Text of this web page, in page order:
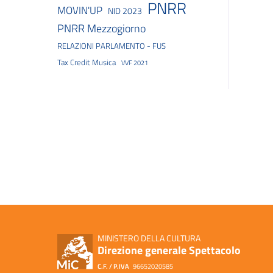
MOVIN'UP NID 2023 PNRR
PNRR Mezzogiorno
RELAZIONI PARLAMENTO - FUS
Tax Credit Musica VVF 2021
MINISTERO DELLA CULTURA
Direzione generale Spettacolo
C.F. / P.IVA 96652020585